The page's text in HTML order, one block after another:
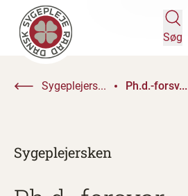
Søg
Sygeplejers... Ph.d.-forsv...
Sygeplejersken